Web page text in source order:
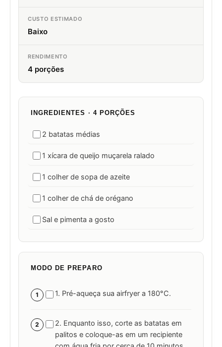
CUSTO ESTIMADO
Baixo
RENDIMENTO
4 porções
INGREDIENTES · 4 PORÇÕES
2 batatas médias
1 xícara de queijo muçarela ralado
1 colher de sopa de azeite
1 colher de chá de orégano
Sal e pimenta a gosto
MODO DE PREPARO
1 1. Pré-aqueça sua airfryer a 180°C.
2
2. Enquanto isso, corte as batatas em
palitos e coloque-as em um recipiente